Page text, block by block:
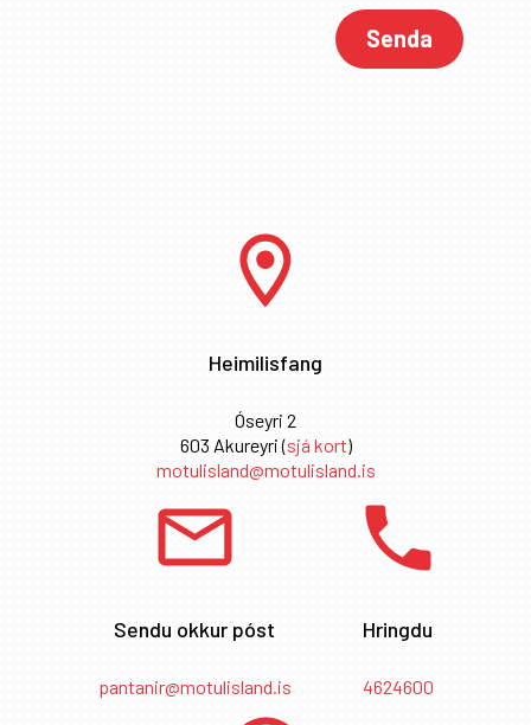
Heimilisfang
Óseyri 2
603 Akureyri (sjá kort)
motulisland@motulisland.is
Sendu okkur póst
pantanir@motulisland.is
Hringdu
4624600